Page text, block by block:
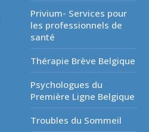
Privium- Services pour
les professionnels de
santé
Thérapie Brève Belgique
Psychologues du
Première Ligne Belgique
Troubles du Sommeil